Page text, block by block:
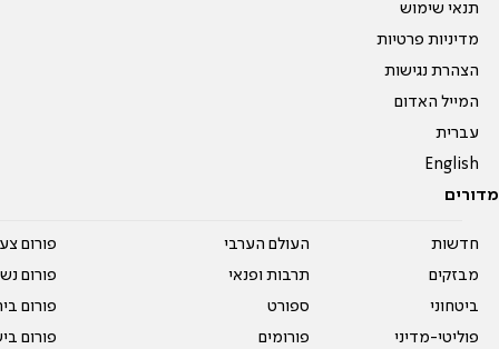
תנאי שימוש
מדיניות פרטיות
הצהרת נגישות
המייל האדום
עברית
English
מדורים
חדשות
מבזקים
ביטחוני
פוליטי-מדיני
העולם הערבי
תרבות ופנאי
ספורט
פורומים
פורום
פורום
פורום
פורום